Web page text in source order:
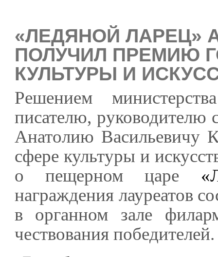
«ЛЕДЯНОЙ ЛАРЕЦ»
ПОЛУЧИЛ ПРЕМИЮ
КУЛЬТУРЫ И
Решением
писателю, руководителю
Анатолию Васильевичу
сфере культуры и
о пещерном царе
награждения лауреатов
в органном зале
чествования победителей.